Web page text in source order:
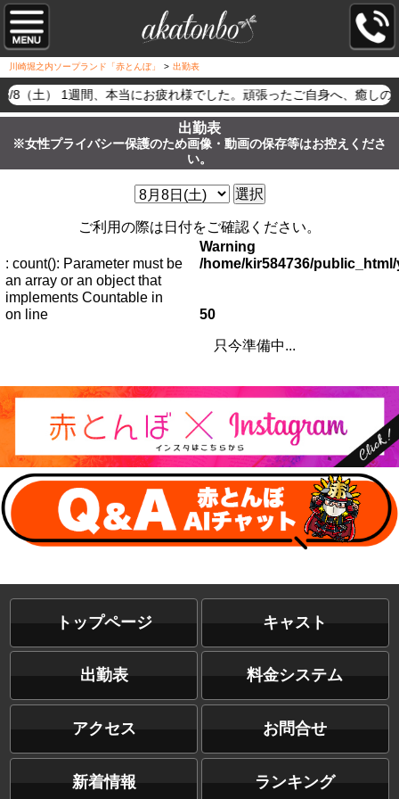
川崎堀之内ソープランド「赤とんぼ」 > 出勤表
8（土） 1週間、本当にお疲れ様でした。頑張ったご自身へ、癒し
出勤表
※女性プライバシー保護のため画像・動画の保存等はお控えくださ
い。
選択
ご利用の際は日付をご確認ください。
Warning
: count(): Parameter must be
an array or an object that
implements Countable in
/home/kir584736/
on line 50
只今準備中...
トップページ キャスト
出勤表 料金システム
アクセス お問合せ
新着情報 ランキング